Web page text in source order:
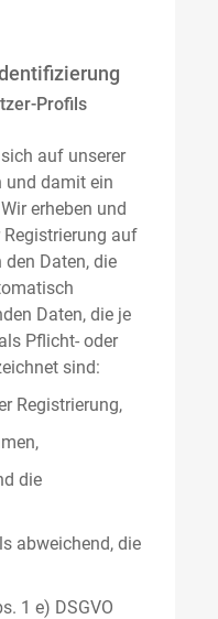
Profils
auf unserer
und damit ein
erheben und
auf
den Daten, die
Daten, die je
Pflicht- oder
sind:
Registrierung,
die
abweichend, die
1 e) DSGVO